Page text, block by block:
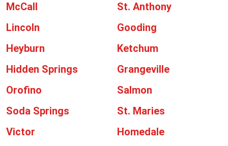
McCall
St. Anthony
Lincoln
Gooding
Heyburn
Ketchum
Hidden Springs
Grangeville
Orofino
Salmon
Soda Springs
St. Maries
Victor
Homedale